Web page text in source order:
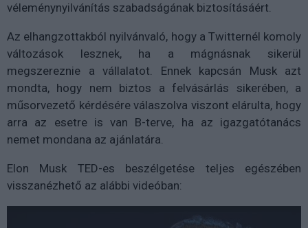
véleménynyilvánítás szabadságának biztosításáért.
Az elhangzottakból nyilvánvaló, hogy a Twitternél komoly
változások lesznek, ha a mágnásnak sikerül
megszereznie a vállalatot. Ennek kapcsán Musk azt
mondta, hogy nem biztos a felvásárlás sikerében, a
műsorvezető kérdésére válaszolva viszont elárulta, hogy
arra az esetre is van B-terve, ha az igazgatótanács
nemet mondana az ajánlatára.
Elon Musk TED-es beszélgetése teljes egészében
visszanézhető az alábbi videóban: